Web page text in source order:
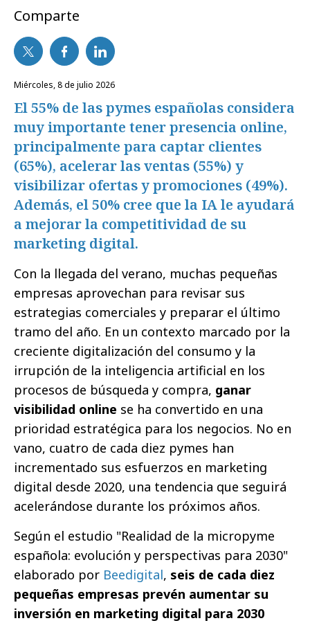
Comparte
miércoles, 8 de julio 2026
El 55% de las pymes españolas considera
muy importante tener presencia online,
principalmente para captar clientes
(65%), acelerar las ventas (55%) y
visibilizar ofertas y promociones (49%).
Además, el 50% cree que la IA le ayudará
a mejorar la competitividad de su
marketing digital.
Con la llegada del verano, muchas pequeñas
empresas aprovechan para revisar sus
estrategias comerciales y preparar el último
tramo del año. En un contexto marcado por la
creciente digitalización del consumo y la
irrupción de la inteligencia artificial en los
procesos de búsqueda y compra, ganar
visibilidad online se ha convertido en una
prioridad estratégica para los negocios. No en
vano, cuatro de cada diez pymes han
incrementado sus esfuerzos en marketing
digital desde 2020, una tendencia que seguirá
acelerándose durante los próximos años.
Según el estudio "Realidad de la micropyme
española: evolución y perspectivas para 2030"
elaborado por Beedigital, seis de cada diez
pequeñas empresas prevén aumentar su
inversión en marketing digital para 2030